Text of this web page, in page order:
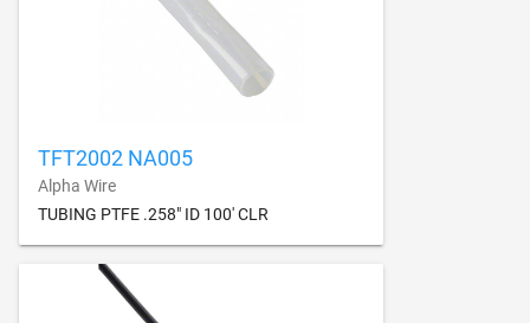
TFT2002 NA005
Alpha Wire
TUBING PTFE .258" ID 100' CLR